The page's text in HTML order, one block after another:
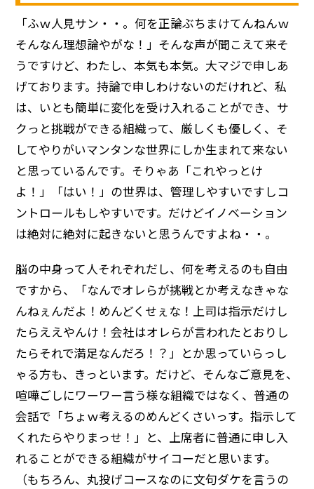
「ふｗ人見サン・・。何を正論ぶちまけてんねんｗ
そんなん理想論やがな！」そんな声が聞こえて来そ
うですけど、わたし、本気も本気。大マジで申しあ
げております。持論で申しわけないのだけれど、私
は、いとも簡単に変化を受け入れることができ、サ
クっと挑戦ができる組織って、厳しくも優しく、そ
してやりがいマンタンな世界にしか生まれて来ない
と思っているんです。そりゃあ「これやっとけ
よ！」「はい！」の世界は、管理しやすいですしコ
ントロールもしやすいです。だけどイノベーション
は絶対に絶対に起きないと思うんですよね・・。
脳の中身って人それぞれだし、何を考えるのも自由
ですから、「なんでオレらが挑戦とか考えなきゃな
んねぇんだよ！めんどくせぇな！上司は指示だけし
たらええやんけ！会社はオレらが言われたとおりし
たらそれで満足なんだろ！？」とか思っていらっし
ゃる方も、きっといます。だけど、そんなご意見を、
喧嘩ごしにワーワー言う様な組織ではなく、普通の
会話で「ちょｗ考えるのめんどくさいっす。指示して
くれたらやりまっせ！」と、上席者に普通に申し入
れることができる組織がサイコーだと思います。
（もちろん、丸投げコースなのに文句ダケを言うの